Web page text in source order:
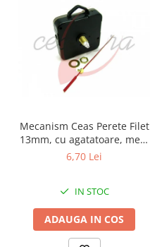
PROMOTII Scule Ceasornicar
Scule si Accesorii Ceasuri
Catarame curea
Chei Pendula
Clesti Miniatura
Cutii Pastrare Ceasuri
Dispozitive Bratari si Curele
Extractoare Indicatoare
Lupe, Dispozitive Optice
Mecanisme Ceas
Mecanism Ceas Perete Filet
13mm, cu agatatoare, mers
continuu, repere incluse
6,70 Lei
IN STOC
ADAUGA IN COS